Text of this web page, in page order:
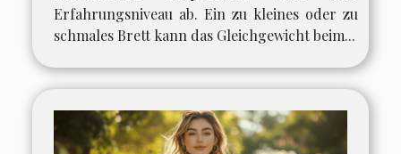
Erfahrungsniveau ab. Ein zu kleines oder zu
schmales Brett kann das Gleichgewicht beim...